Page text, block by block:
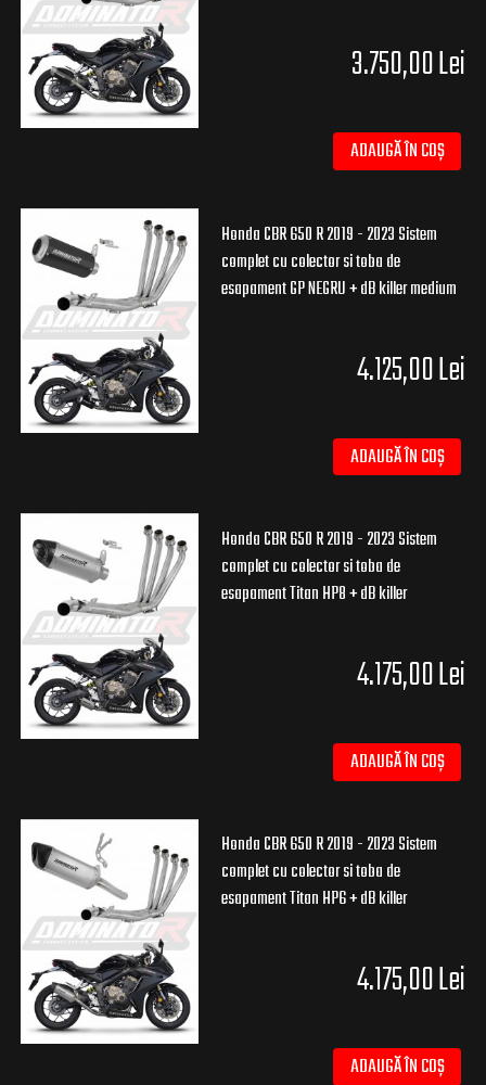
3.750,00 Lei
ADAUGĂ ÎN COȘ
Honda CBR 650 R 2019 - 2023 Sistem
complet cu colector si toba de
esapament GP NEGRU + dB killer medium
4.125,00 Lei
ADAUGĂ ÎN COȘ
Honda CBR 650 R 2019 - 2023 Sistem
complet cu colector si toba de
esapament Titan HP8 + dB killer
4.175,00 Lei
ADAUGĂ ÎN COȘ
Honda CBR 650 R 2019 - 2023 Sistem
complet cu colector si toba de
esapament Titan HP6 + dB killer
4.175,00 Lei
ADAUGĂ ÎN COȘ